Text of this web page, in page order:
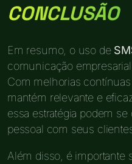
CONCLUSÃO
Em resumo, o uso de
comunicação
Com melhorias
mantém relevante e
essa estratégia podem
pessoal com seus
Além disso, é importante